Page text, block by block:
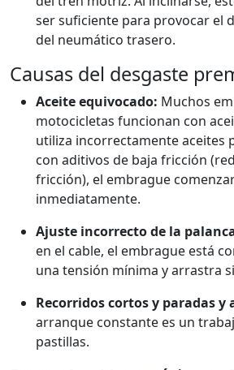
ser suficiente para provocar el
del neumático trasero.
Causas del desgaste
Aceite equivocado: Muchos
motocicletas funcionan con
utiliza incorrectamente aceites
con aditivos de baja fricción
fricción), el embrague
inmediatamente.
Ajuste incorrecto de la
en el cable, el embrague está
una tensión mínima y arrastra
Recorridos cortos y paradas y
arranque constante es un
pastillas.